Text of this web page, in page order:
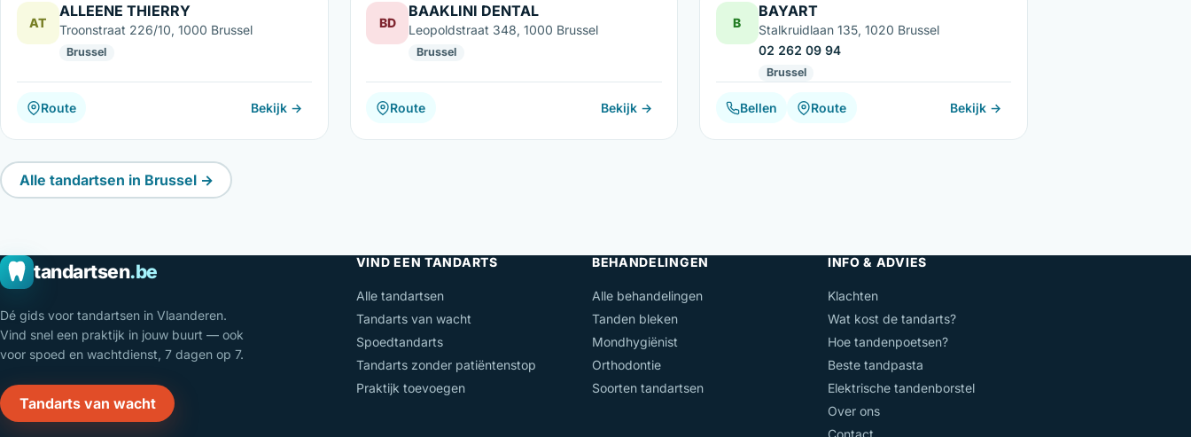
AT
ALLEENE THIERRY
Troonstraat 226/10, 1000 Brussel
Brussel
Route Bekijk →
BD
BAAKLINI DENTAL
Leopoldstraat 348, 1000 Brussel
Brussel
Route Bekijk →
B
BAYART
Stalkruidlaan 135, 1020 Brussel
02 262 09 94
Brussel
Bellen Route Bekijk →
Alle tandartsen in Brussel →
tandartsen.be
Dé gids voor tandartsen in Vlaanderen.
Vind snel een praktijk in jouw buurt — ook
voor spoed en wachtdienst, 7 dagen op 7.
Tandarts van wacht
VIND EEN TANDARTS
Alle tandartsen
Tandarts van wacht
Spoedtandarts
Tandarts zonder patiëntenstop
Praktijk toevoegen
BEHANDELINGEN
Alle behandelingen
Tanden bleken
Mondhygiënist
Orthodontie
Soorten tandartsen
INFO & ADVIES
Klachten
Wat kost de tandarts?
Hoe tandenpoetsen?
Beste tandpasta
Elektrische tandenborstel
Over ons